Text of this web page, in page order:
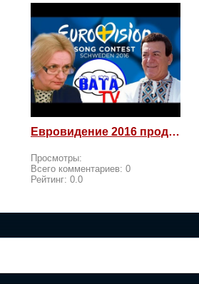
Евровидение 2016 продолжается! Россия возмущается и посылает
Просмотры:
Всего комментариев: 0
Рейтинг: 0.0